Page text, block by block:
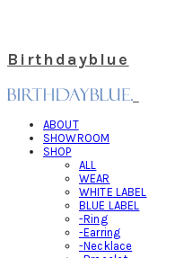
Birthdayblue
ABOUT
SHOWROOM
SHOP
ALL
WEAR
WHITE LABEL
BLUE LABEL
-Ring
-Earring
-Necklace